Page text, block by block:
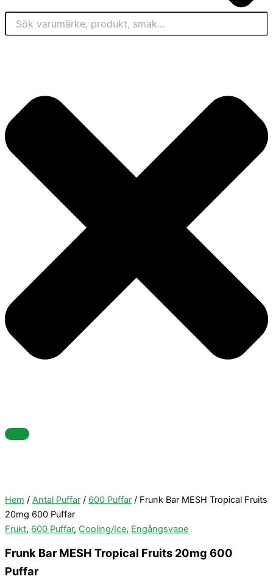
Hem / Antal Puffar / 600 Puffar / Frunk Bar MESH Tropical Fruits
20mg 600 Puffar
Frukt, 600 Puffar, Cooling/Ice, Engångsvape
Frunk Bar MESH Tropical Fruits 20mg 600
Puffar